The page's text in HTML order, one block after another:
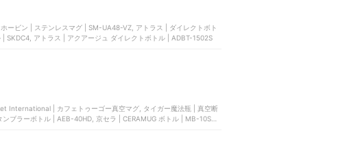
SKDC4, アトラス | アクアージュ ダイレクトボトル | ADBT-1502S
International | カフェトゥーゴー真空マグ, タイガー魔法瓶 | 真空断
ブラーボトル | AEB-40HD, 京セラ | CERAMUG ボトル | MB-10S-